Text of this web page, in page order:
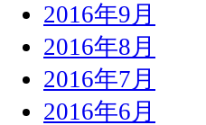
2016年9月
2016年8月
2016年7月
2016年6月